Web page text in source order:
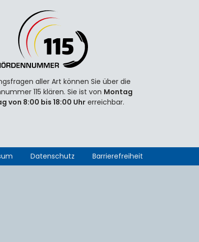
aller Art können Sie über die
115 klären. Sie ist von Montag
von 8:00 bis 18:00 Uhr erreichbar.
Datenschutz Barrierefreiheit